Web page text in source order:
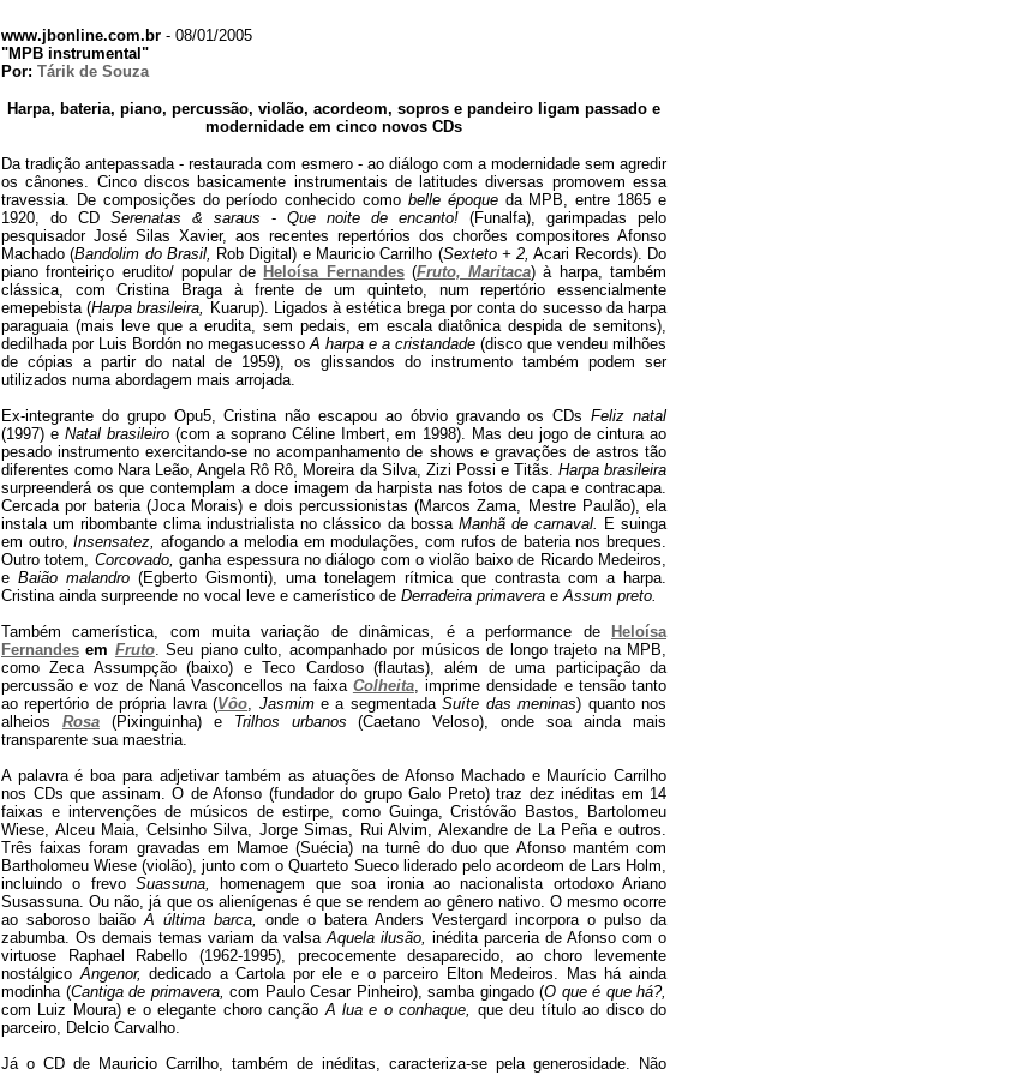
www.jbonline.com.br - 08/01/2005
"MPB instrumental"
Por: Tárik de Souza
Harpa, bateria, piano, percussão, violão, acordeom, sopros e pandeiro ligam passado e
modernidade em cinco novos CDs
Da tradição antepassada - restaurada com esmero - ao diálogo com a modernidade sem agredir
os cânones. Cinco discos basicamente instrumentais de latitudes diversas promovem essa
travessia. De composições do período conhecido como belle époqueda MPB, entre 1865 e
1920, do CD Serenatas & saraus - Que noite de encanto! (Funalfa), garimpadas pelo
pesquisador José Silas Xavier, aos recentes repertórios dos chorões compositores Afonso
Machado (Bandolim do Brasil, Rob Digital) e Mauricio Carrilho (Sexteto + 2, Acari Records). Do
piano fronteiriço erudito/ popular de Heloísa Fernandes(Fruto, Maritaca) à harpa, também
clássica, com Cristina Braga à frente de um quinteto, num repertório essencialmente
emepebista (Harpa brasileira, Kuarup). Ligados à estética brega por conta do sucesso da harpa
paraguaia (mais leve que a erudita, sem pedais, em escala diatônica despida de semitons),
dedilhada por Luis Bordón no megasucessoA harpa e a cristandade (disco que vendeu milhões
de cópias a partir do natal de 1959), os glissandos do instrumento também podem ser
utilizados numa abordagem mais arrojada.
Ex-integrante do grupo Opu5, Cristina não escapou ao óbvio gravando os CDsFeliz natal
(1997) e Natal brasileiro(com a soprano Céline Imbert, em 1998). Mas deu jogo de cintura ao
pesado instrumento exercitando-se no acompanhamento de shows e gravações de astros tão
diferentes como Nara Leão, Angela Rô Rô, Moreira da Silva, Zizi Possi e Titãs. Harpa brasileira
surpreenderá os que contemplam a doce imagem da harpista nas fotos de capa e contracapa.
Cercada por bateria (Joca Morais) e dois percussionistas (Marcos Zama, Mestre Paulão), ela
instala um ribombante clima industrialista no clássico da bossa Manhã de carnaval. E suinga
em outro,Insensatez, afogando a melodia em modulações, com rufos de bateria nos breques.
Outro totem, Corcovado, ganha espessura no diálogo com o violão baixo de Ricardo Medeiros,
e Baião malandro (Egberto Gismonti), uma tonelagem rítmica que contrasta com a harpa.
Cristina ainda surpreende no vocal leve e camerístico de Derradeira primavera eAssum preto.
Também camerística, com muita variação de dinâmicas, é a performance de
Heloísa
Fernandes em Fruto. Seu piano culto, acompanhado por músicos de longo trajeto na MPB,
como Zeca Assumpção (baixo) e Teco Cardoso (flautas), além de uma participação da
percussão e voz de Naná Vasconcellos na faixa Colheita, imprime densidade e tensão tanto
ao repertório de própria lavra (Vôo, Jasmime a segmentadaSuíte das meninas) quanto nos
alheios Rosa(Pixinguinha) e Trilhos urbanos (Caetano Veloso), onde soa ainda mais
transparente sua maestria.
A palavra é boa para adjetivar também as atuações de Afonso Machado e Maurício Carrilho
nos CDs que assinam. O de Afonso (fundador do grupo Galo Preto) traz dez inéditas em 14
faixas e intervenções de músicos de estirpe, como Guinga, Cristóvão Bastos, Bartolomeu
Wiese, Alceu Maia, Celsinho Silva, Jorge Simas, Rui Alvim, Alexandre de La Peña e outros.
Três faixas foram gravadas em Mamoe (Suécia) na turnê do duo que Afonso mantém com
Bartholomeu Wiese (violão), junto com o Quarteto Sueco liderado pelo acordeom de Lars Holm,
incluindo o frevoSuassuna,
homenagem que soa ironia ao nacionalista ortodoxo Ariano
Susassuna. Ou não, já que os alienígenas é que se rendem ao gênero nativo. O mesmo ocorre
ao saboroso baiãoA última barca, onde o batera Anders Vestergard incorpora o pulso da
zabumba. Os demais temas variam da valsaAquela ilusão, inédita parceria de Afonso com o
virtuose Raphael Rabello (1962-1995), precocemente desaparecido, ao choro levemente
nostálgicoAngenor, dedicado a Cartola por ele e o parceiro Elton Medeiros. Mas há ainda
modinha (Cantiga de primavera, com Paulo Cesar Pinheiro), samba gingado (O que é que há?,
com Luiz Moura) e o elegante choro cançãoA lua e o conhaque, que deu título ao disco do
parceiro, Delcio Carvalho.
Já o CD de Mauricio Carrilho, também de inéditas, caracteriza-se pela generosidade. Não